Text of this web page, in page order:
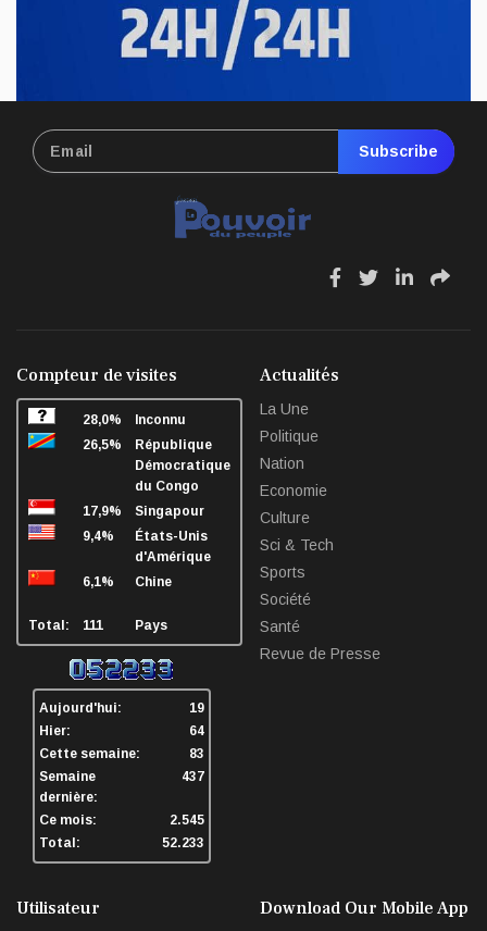
Subscribe
fa
fa
fa
fa
Compteur de visites
28,0%
Inconnu
26,5%
République
Démocratique
du Congo
17,9%
Singapour
9,4%
États-Unis
d'Amérique
6,1%
Chine
Total: 111 Pays
Aujourd'hui:
19
Hier:
64
Cette semaine:
83
Semaine
dernière:
437
Ce mois:
2.545
Total:
52.233
Actualités
La Une
Politique
Nation
Economie
Culture
Sci & Tech
Sports
Société
Santé
Revue de Presse
Utilisateur Download Our Mobile App